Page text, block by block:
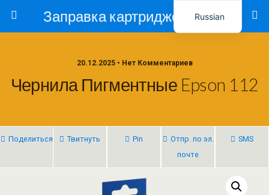
Заправка картриджей в Ташкенте – Тонер-Ресурс
20.12.2025 • Нет Комментариев
Чернила Пигментные Epson 112
Поделиться Твитнуть Pin
Отпр. по эл.
почте
SMS
Russian
Uzbek